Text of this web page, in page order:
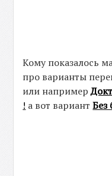
Кому показалось
про варианты
или например
! а вот вариантБез